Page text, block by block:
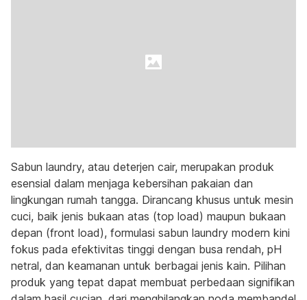
Sabun laundry, atau deterjen cair, merupakan produk
esensial dalam menjaga kebersihan pakaian dan
lingkungan rumah tangga. Dirancang khusus untuk mesin
cuci, baik jenis bukaan atas (top load) maupun bukaan
depan (front load), formulasi sabun laundry modern kini
fokus pada efektivitas tinggi dengan busa rendah, pH
netral, dan keamanan untuk berbagai jenis kain. Pilihan
produk yang tepat dapat membuat perbedaan signifikan